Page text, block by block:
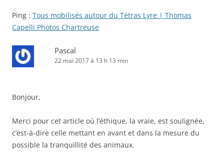
Ping : Tous mobilisés autour du Tétras Lyre | Thomas
Capelli Photos Chartreuse
Pascal
22 mai 2017 à 13 h 13 min
Bonjour,
Merci pour cet article où l’éthique, la vraie, est soulignée,
c’est-à-dire celle mettant en avant et dans la mesure du
possible la tranquillité des animaux.